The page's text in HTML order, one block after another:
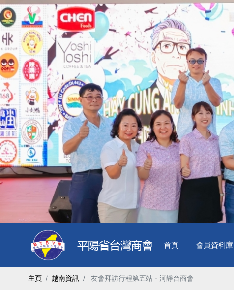
首頁 會員資料庫
主頁 越南資訊 ​ 友會拜訪行程第五站 - 河靜台商會 ​